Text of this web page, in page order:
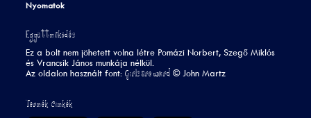
Nyomatok
Együttműködés
Ez a bolt nem jöhetett volna létre Pomázi Norbert, Szegő Miklós
és Vrancsik János munkája nélkül.
Az oldalon használt font:Girls are weird ©John Martz
Termék Címkék